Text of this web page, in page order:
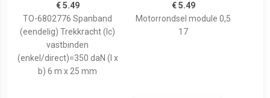
€ 5.49
TO-6802776 Spanband
(eendelig) Trekkracht (lc)
vastbinden
(enkel/direct)=350 daN (l x
b) 6 m x 25 mm
€ 5.49
Motorrondsel module 0,5
17